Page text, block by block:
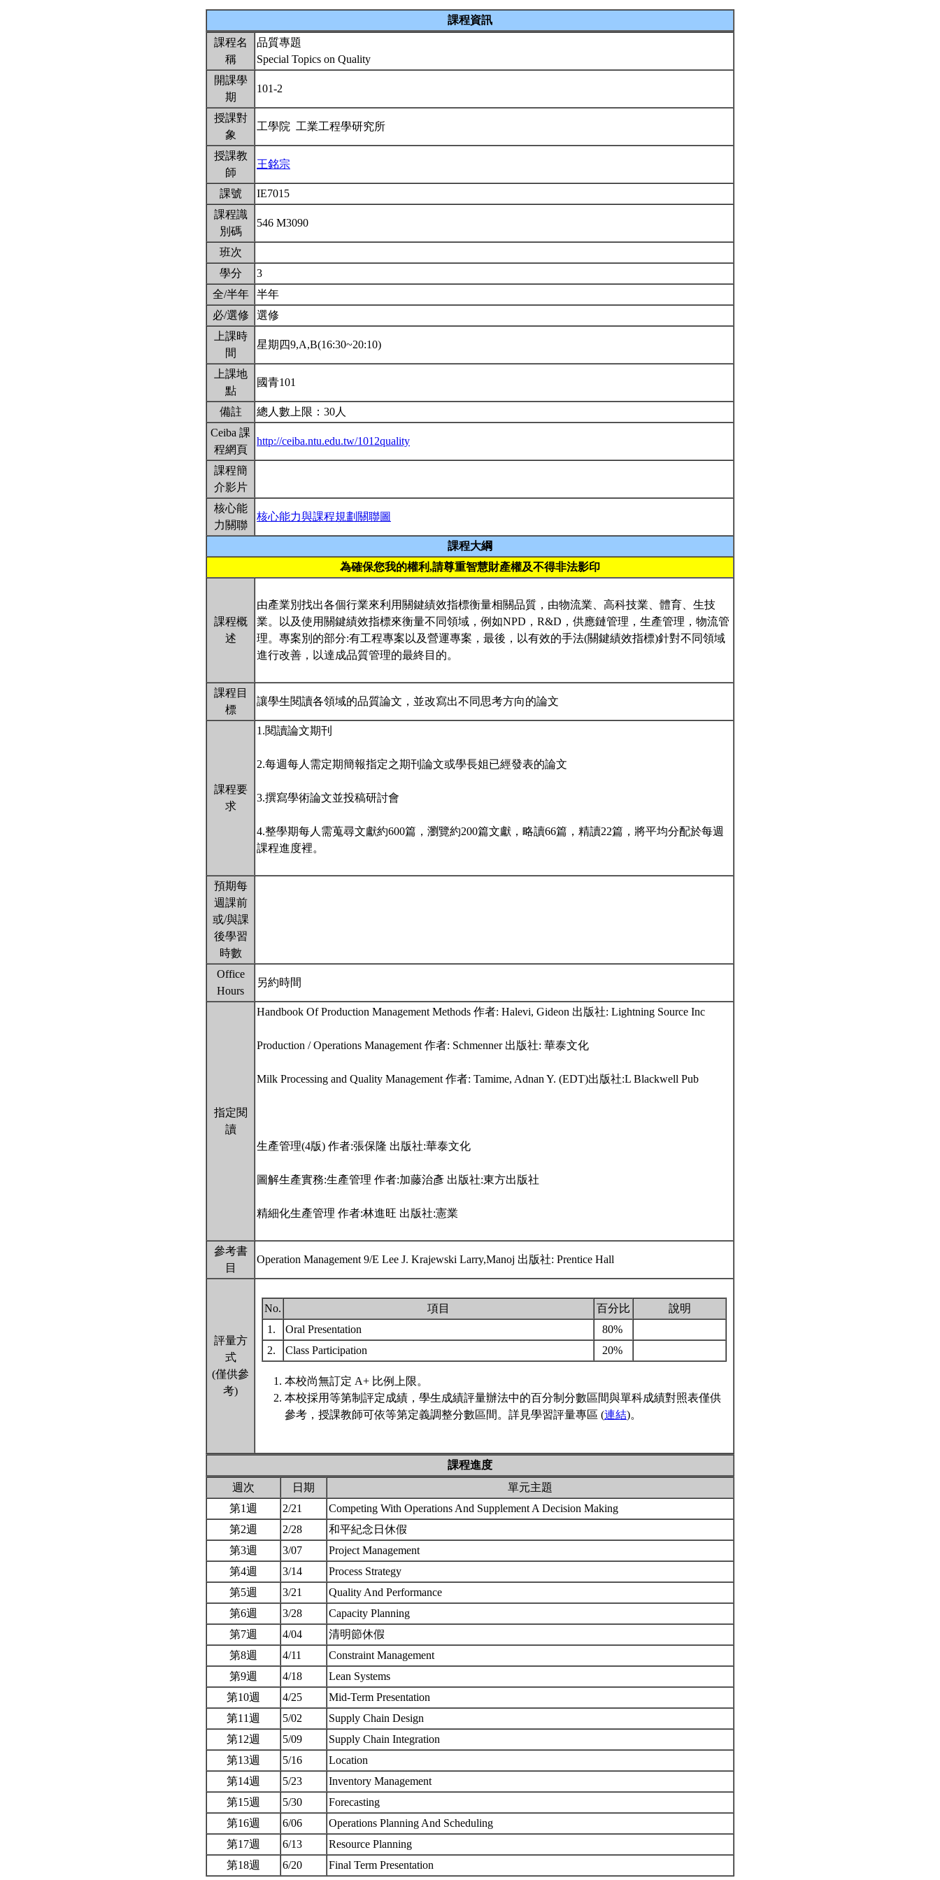
課程資訊
課程名
稱
品質專題
Special Topics on Quality
開課學
期
101-2
授課對
象
工學院 工業工程學研究所
授課教
師
王銘宗
課號
IE7015
課程識
別碼
546 M3090
班次
學分
3
全/半年
半年
必/選修
選修
上課時
間
星期四9,A,B(16:30~20:10)
上課地
點
國青101
備註
總人數上限：30人
Ceiba 課
程網頁
http://ceiba.ntu.edu.tw/1012quality
課程簡
介影片
核心能
力關聯
核心能力與課程規劃關聯圖
課程大綱
為確保您我的權利,請尊重智慧財產權及不得非法影印
課程概
述
由產業別找出各個行業來利用關鍵績效指標衡量相關品質，由物流業、高科技業、體育、生技
業。以及使用關鍵績效指標來衡量不同領域，例如NPD，R&D，供應鏈管理，生產管理，物流管
理。專案別的部分:有工程專案以及營運專案，最後，以有效的手法(關鍵績效指標)針對不同領域
進行改善，以達成品質管理的最終目的。
課程目
標
讓學生閱讀各領域的品質論文，並改寫出不同思考方向的論文
課程要
求
1.閱讀論文期刊
2.每週每人需定期簡報指定之期刊論文或學長姐已經發表的論文
3.撰寫學術論文並投稿研討會
4.整學期每人需蒐尋文獻約600篇，瀏覽約200篇文獻，略讀66篇，精讀22篇，將平均分配於每週
課程進度裡。
預期每
週課前
或/與課
後學習
時數
Office
Hours
另約時間
指定閱
讀
Handbook Of Production Management Methods 作者: Halevi, Gideon 出版社: Lightning Source Inc
Production / Operations Management 作者: Schmenner 出版社: 華泰文化
Milk Processing and Quality Management 作者: Tamime, Adnan Y. (EDT)出版社:L Blackwell Pub
生產管理(4版) 作者:張保隆 出版社:華泰文化
圖解生產實務:生產管理 作者:加藤治彥 出版社:東方出版社
精細化生產管理 作者:林進旺 出版社:憲業
參考書
目
Operation Management 9/E Lee J. Krajewski Larry,Manoj 出版社: Prentice Hall
評量方
式
(僅供參
考)
No. 項目 百分比
說明
1.
Oral Presentation
80%
2.
Class Participation 20%
本校尚無訂定 A+ 比例上限。
本校採用等第制評定成績，學生成績評量辦法中的百分制分數區間與單科成績對照表僅供
參考，授課教師可依等第定義調整分數區間。詳見學習評量專區 (連結)。
課程進度
週次
日期
單元主題
第1週
2/21
Competing With Operations And Supplement A Decision Making
第2週
2/28
和平紀念日休假
第3週
3/07
Project Management
第4週
3/14
Process Strategy
第5週
3/21
Quality And Performance
第6週
3/28
Capacity Planning
第7週
4/04
清明節休假
第8週
4/11
Constraint Management
第9週
4/18
Lean Systems
第10週
4/25
Mid-Term Presentation
第11週
5/02
Supply Chain Design
第12週
5/09
Supply Chain Integration
第13週
5/16
Location
第14週
5/23
Inventory Management
第15週
5/30
Forecasting
第16週
6/06
Operations Planning And Scheduling
第17週
6/13
Resource Planning
第18週
6/20 Final Term Presentation